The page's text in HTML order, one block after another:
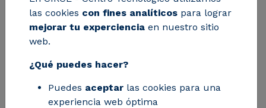
del Covid en los
centros de trabajo
Sociedad del Conocimiento, Maru Díaz,
las cookies con fines analíticos para lograr
mejorar tu experciencia en nuestro sitio
web.
¿Qué puedes hacer?
Puedes aceptar las cookies para una
experiencia web óptima